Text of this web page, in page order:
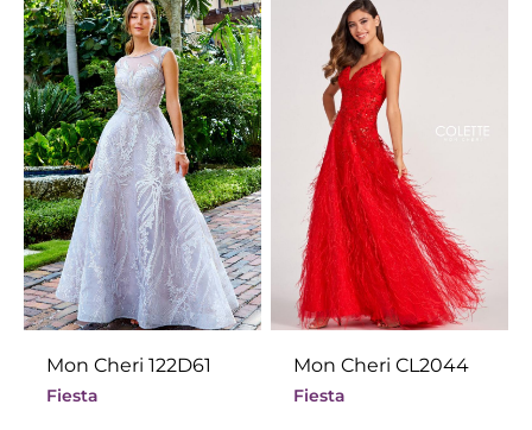
Mon Cheri 122D61
Fiesta
Mon Cheri CL2044
Fiesta